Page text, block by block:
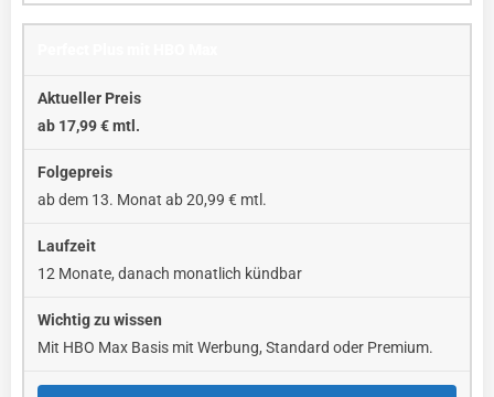
ab 17,99 € mtl.
ab dem 13. Monat ab 20,99 € mtl.
12 Monate, danach monatlich kündbar
Mit HBO Max Basis mit Werbung, Standard oder Premium.